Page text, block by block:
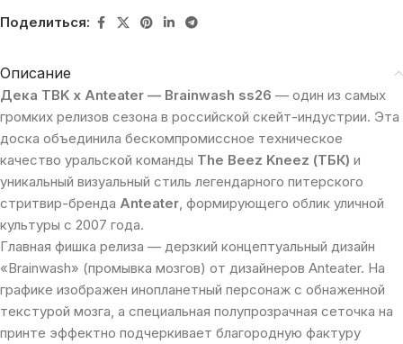
Поделиться:
Описание
Дека TBK x Anteater — Brainwash ss26 — один из самых
громких релизов сезона в российской скейт-индустрии. Эта
доска объединила бескомпромиссное техническое
качество уральской команды The Beez Kneez (ТБК) и
уникальный визуальный стиль легендарного питерского
стритвир-бренда Anteater, формирующего облик уличной
культуры с 2007 года.
Главная фишка релиза — дерзкий концептуальный дизайн
«Brainwash» (промывка мозгов) от дизайнеров Anteater. На
графике изображен инопланетный персонаж с обнаженной
текстурой мозга, а специальная полупрозрачная сеточка на
принте эффектно подчеркивает благородную фактуру